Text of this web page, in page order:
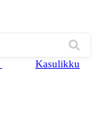
Kasulikku